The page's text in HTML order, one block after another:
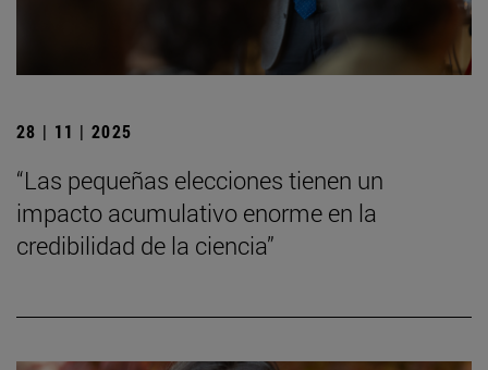
28 | 11 | 2025
“Las pequeñas elecciones tienen un
impacto acumulativo enorme en la
credibilidad de la ciencia”